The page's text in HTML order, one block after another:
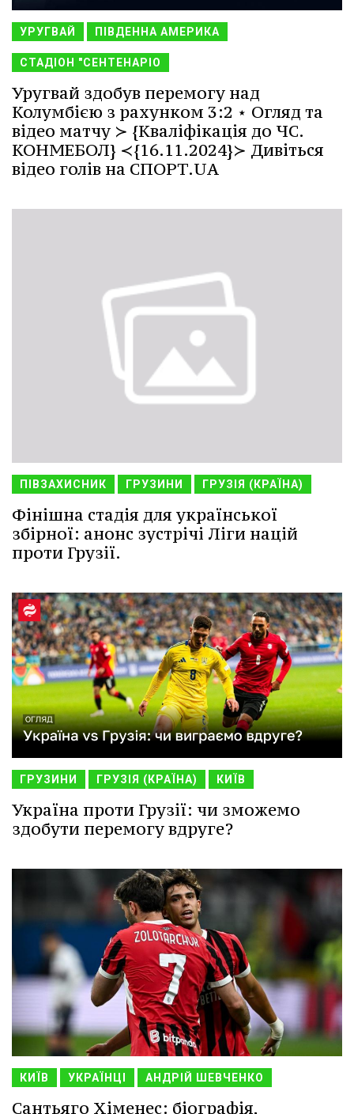
УРУГВАЙ ПІВДЕННА АМЕРИКА
СТАДІОН "СЕНТЕНАРІО
Уругвай здобув перемогу над
Колумбією з рахунком 3:2 ⋆ Огляд та
відео матчу ≻ {Кваліфікація до ЧС.
КОНМЕБОЛ} ≺{16.11.2024}≻ Дивіться
відео голів на СПОРТ.UA
ПІВЗАХИСНИК ГРУЗИНИ ГРУЗІЯ (КРАЇНА)
Фінішна стадія для української
збірної: анонс зустрічі Ліги націй
проти Грузії.
ГРУЗИНИ ГРУЗІЯ (КРАЇНА) КИЇВ
Україна проти Грузії: чи зможемо
здобути перемогу вдруге?
КИЇВ УКРАЇНЦІ АНДРІЙ ШЕВЧЕНКО
Сантьяго Хіменес: біографія,